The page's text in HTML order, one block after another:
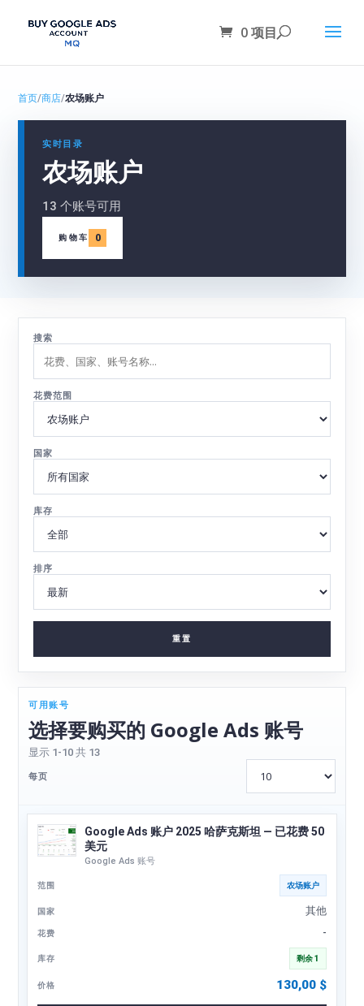
0 项目
首页/商店/农场账户
实时目录
农场账户
13 个账号可用
购物车 0
搜索
花费范围
国家
库存
排序
重置
可用账号
选择要购买的 Google Ads 账号
显示 1-10 共 13
每页
Google Ads 账户 2025 哈萨克斯坦 — 已花费 50
美元
Google Ads 账号
农场账户
其他
-
剩余 1
130,00 $